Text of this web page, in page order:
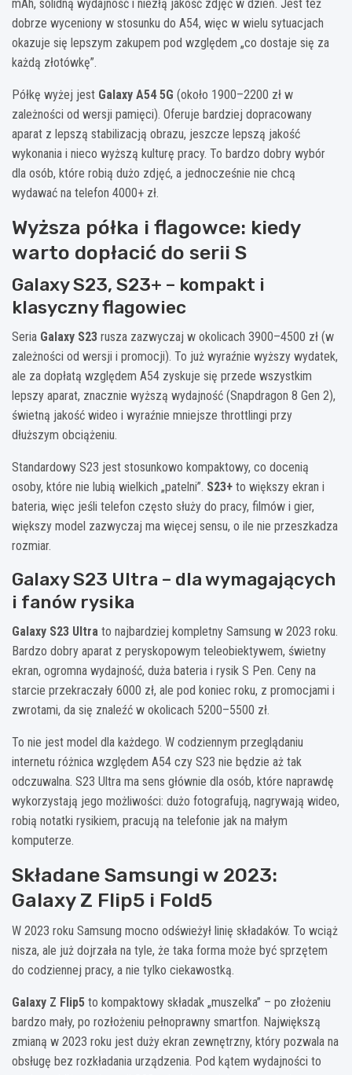
mAh, solidną wydajność i niezłą jakość zdjęć w dzień. Jest też
dobrze wyceniony w stosunku do A54, więc w wielu sytuacjach
okazuje się lepszym zakupem pod względem „co dostaje się za
każdą złotówkę”.
Półkę wyżej jest Galaxy A54 5G (około 1900–2200 zł w
zależności od wersji pamięci). Oferuje bardziej dopracowany
aparat z lepszą stabilizacją obrazu, jeszcze lepszą jakość
wykonania i nieco wyższą kulturę pracy. To bardzo dobry wybór
dla osób, które robią dużo zdjęć, a jednocześnie nie chcą
wydawać na telefon 4000+ zł.
Wyższa półka i flagowce: kiedy
warto dopłacić do serii S
Galaxy S23, S23+ – kompakt i
klasyczny flagowiec
Seria Galaxy S23 rusza zazwyczaj w okolicach 3900–4500 zł (w
zależności od wersji i promocji). To już wyraźnie wyższy wydatek,
ale za dopłatą względem A54 zyskuje się przede wszystkim
lepszy aparat, znacznie wyższą wydajność (Snapdragon 8 Gen 2),
świetną jakość wideo i wyraźnie mniejsze throttlingi przy
dłuższym obciążeniu.
Standardowy S23 jest stosunkowo kompaktowy, co docenią
osoby, które nie lubią wielkich „patelni”. S23+ to większy ekran i
bateria, więc jeśli telefon często służy do pracy, filmów i gier,
większy model zazwyczaj ma więcej sensu, o ile nie przeszkadza
rozmiar.
Galaxy S23 Ultra – dla wymagających
i fanów rysika
Galaxy S23 Ultra to najbardziej kompletny Samsung w 2023 roku.
Bardzo dobry aparat z peryskopowym teleobiektywem, świetny
ekran, ogromna wydajność, duża bateria i rysik S Pen. Ceny na
starcie przekraczały 6000 zł, ale pod koniec roku, z promocjami i
zwrotami, da się znaleźć w okolicach 5200–5500 zł.
To nie jest model dla każdego. W codziennym przeglądaniu
internetu różnica względem A54 czy S23 nie będzie aż tak
odczuwalna. S23 Ultra ma sens głównie dla osób, które naprawdę
wykorzystają jego możliwości: dużo fotografują, nagrywają wideo,
robią notatki rysikiem, pracują na telefonie jak na małym
komputerze.
Składane Samsungi w 2023:
Galaxy Z Flip5 i Fold5
W 2023 roku Samsung mocno odświeżył linię składaków. To wciąż
nisza, ale już dojrzała na tyle, że taka forma może być sprzętem
do codziennej pracy, a nie tylko ciekawostką.
Galaxy Z Flip5 to kompaktowy składak „muszelka” – po złożeniu
bardzo mały, po rozłożeniu pełnoprawny smartfon. Największą
zmianą w 2023 roku jest duży ekran zewnętrzny, który pozwala na
obsługę bez rozkładania urządzenia. Pod kątem wydajności to